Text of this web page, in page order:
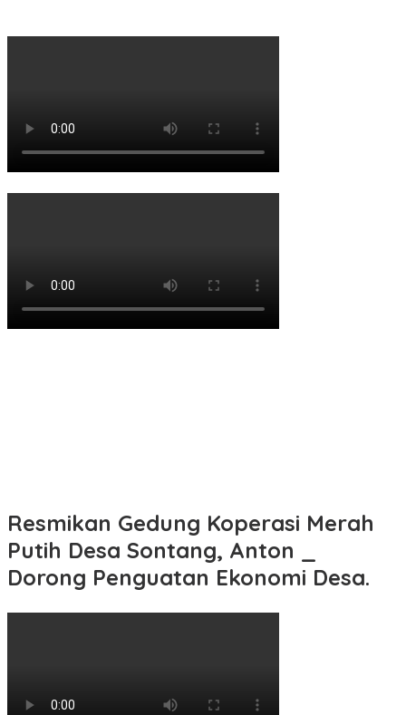
Resmikan Gedung Koperasi Merah
Putih Desa Sontang, Anton _
Dorong Penguatan Ekonomi Desa.